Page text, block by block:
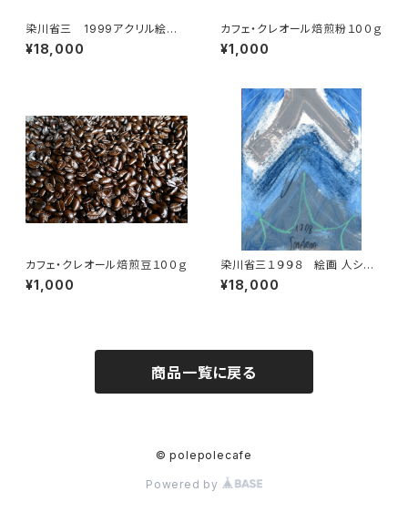
染川省三 1999アクリル絵画
4
¥18,000
カフェ・クレオール焙煎粉１0０ｇ
¥1,000
カフェ・クレオール焙煎豆１0０ｇ
¥1,000
染川省三１９９８ 絵画 人シリ
ーズ 4
¥18,000
商品一覧に戻る
© polepolecafe
Powered by